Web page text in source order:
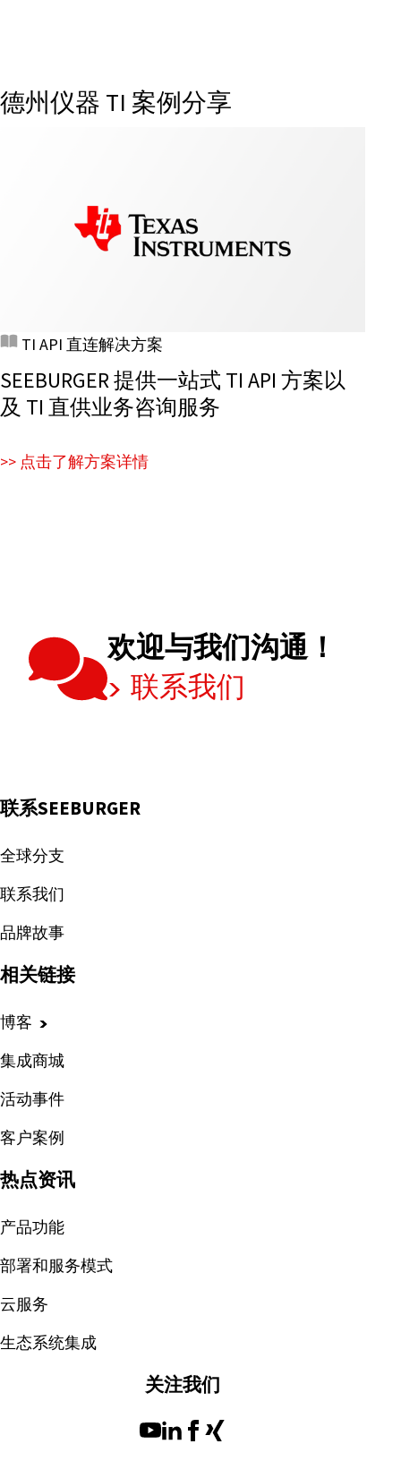
德州仪器 TI 案例分享
TI API 直连解决方案
SEEBURGER 提供一站式 TI API 方案以
及 TI 直供业务咨询服务
>> 点击了解方案详情
欢迎与我们沟通！
联系我们
联系SEEBURGER
全球分支
联系我们
品牌故事
相关链接
博客
集成商城
活动事件
客户案例
热点资讯
产品功能
部署和服务模式
云服务
生态系统集成
关注我们